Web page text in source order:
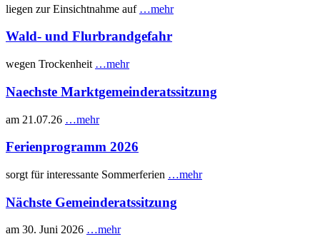
liegen zur Einsichtnahme auf …mehr
Wald- und Flurbrandgefahr
wegen Trockenheit …mehr
Naechste Marktgemeinderatssitzung
am 21.07.26 …mehr
Ferienprogramm 2026
sorgt für interessante Sommerferien …mehr
Nächste Gemeinderatssitzung
am 30. Juni 2026 …mehr